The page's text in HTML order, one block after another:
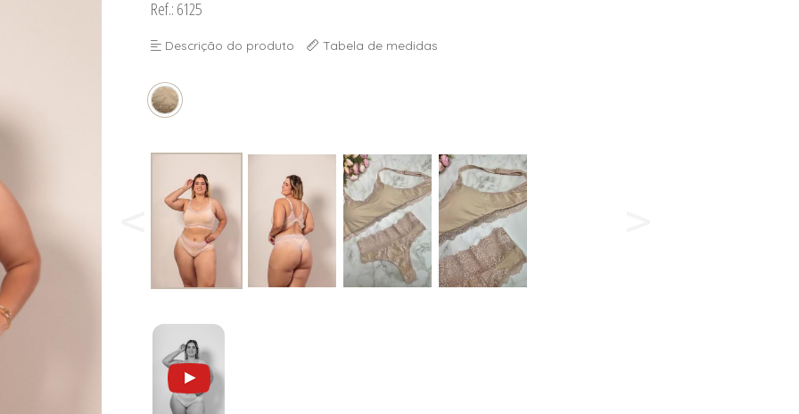
Ref.: 6125
Descrição do produto Tabela de medidas